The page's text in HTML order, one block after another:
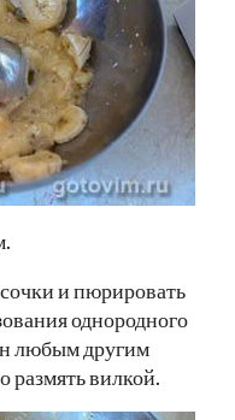
и пюрировать
однородного
любым другим
размять вилкой.